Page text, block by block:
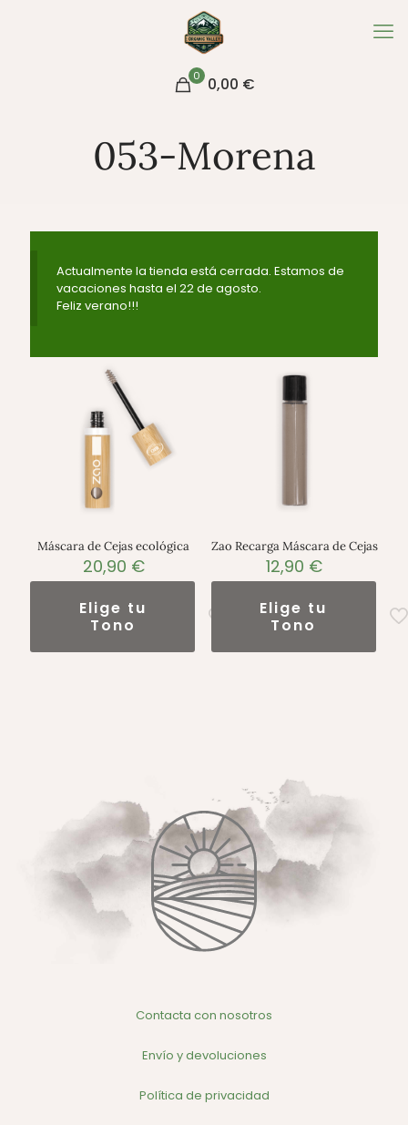
0 0,00 €
053-Morena
Actualmente la tienda está cerrada. Estamos de
vacaciones hasta el 22 de agosto.
Feliz verano!!!
Máscara de Cejas ecológica
20,90 €
Elige tu
Tono
Zao Recarga Máscara de Cejas
12,90 €
Elige tu
Tono
Contacta con nosotros
Envío y devoluciones
Política de privacidad